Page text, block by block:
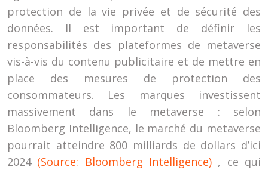
protection de la vie privée et de sécurité des
données. Il est important de définir les
responsabilités des plateformes de metaverse
vis-à-vis du contenu publicitaire et de mettre en
place des mesures de protection des
consommateurs. Les marques investissent
massivement dans le metaverse : selon
Bloomberg Intelligence, le marché du metaverse
pourrait atteindre 800 milliards de dollars d’ici
2024 (Source: Bloomberg Intelligence) , ce qui